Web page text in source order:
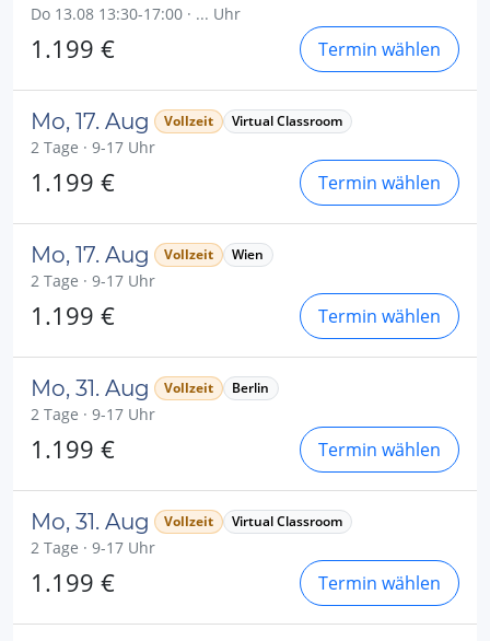
Do 13.08 13:30-17:00 · ... Uhr
1.199 € Termin wählen
Mo, 17. Aug Vollzeit Virtual Classroom
2 Tage · 9-17 Uhr
1.199 € Termin wählen
Mo, 17. Aug Vollzeit Wien
2 Tage · 9-17 Uhr
1.199 € Termin wählen
Mo, 31. Aug Vollzeit Berlin
2 Tage · 9-17 Uhr
1.199 € Termin wählen
Mo, 31. Aug Vollzeit Virtual Classroom
2 Tage · 9-17 Uhr
1.199 € Termin wählen